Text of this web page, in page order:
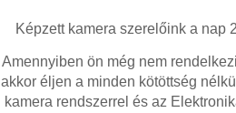
Képzett kamera szerelőink a nap
Amennyiben ön még nem
akkor éljen a minden kötöttség
kamera rendszerrel és az